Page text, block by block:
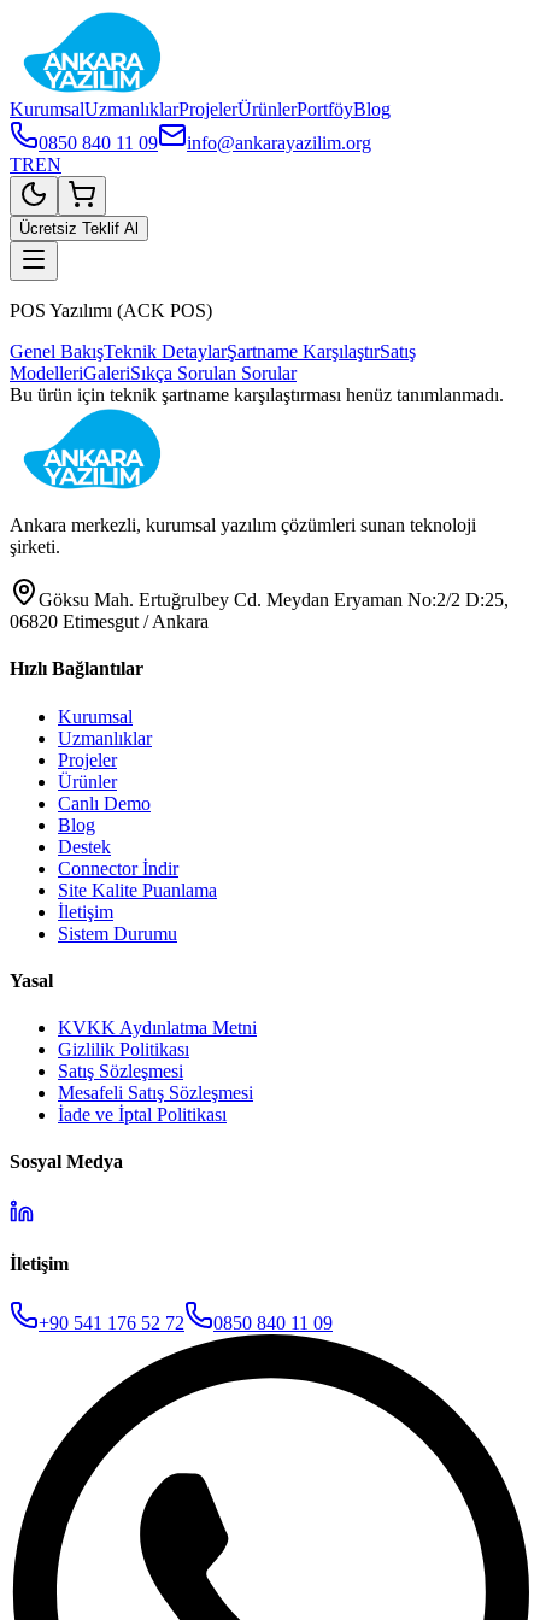
KurumsalUzmanlıklarProjelerÜrünlerPortföyBlog
0850 840 11 09
info@ankarayazilim.org
TREN
Ücretsiz Teklif Al
POS Yazılımı (ACK POS)
Genel BakışTeknik DetaylarŞartname KarşılaştırSatış
ModelleriGaleriSıkça Sorulan Sorular
Bu ürün için teknik şartname karşılaştırması henüz tanımlanmadı.
Ankara merkezli, kurumsal yazılım çözümleri sunan teknoloji
şirketi.
Göksu Mah. Ertuğrulbey Cd. Meydan Eryaman No:2/2 D:25,
06820 Etimesgut / Ankara
Hızlı Bağlantılar
Kurumsal
Uzmanlıklar
Projeler
Ürünler
Canlı Demo
Blog
Destek
Connector İndir
Site Kalite Puanlama
İletişim
Sistem Durumu
Yasal
KVKK Aydınlatma Metni
Gizlilik Politikası
Satış Sözleşmesi
Mesafeli Satış Sözleşmesi
İade ve İptal Politikası
Sosyal Medya
İletişim
+90 541 176 52 72 0850 840 11 09